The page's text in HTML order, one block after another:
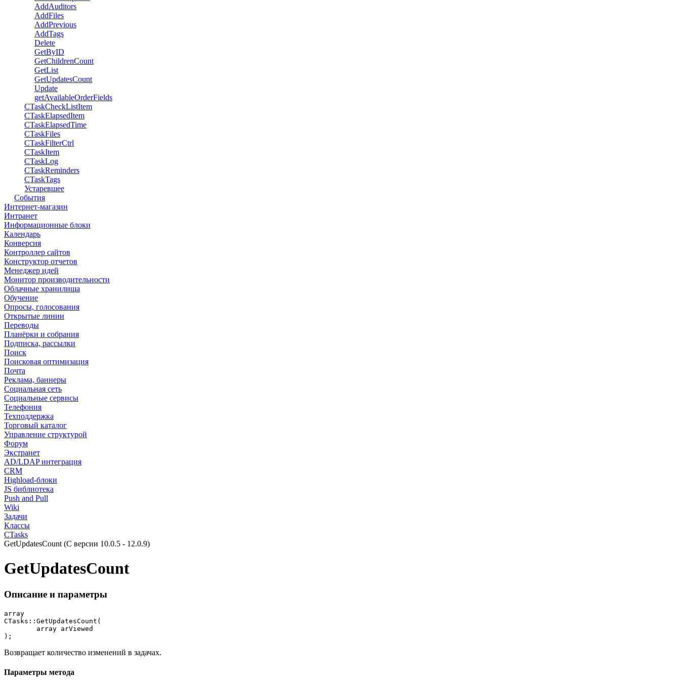
AddAuditors
AddFiles
AddPrevious
AddTags
Delete
GetByID
GetChildrenCount
GetList
GetUpdatesCount
Update
getAvailableOrderFields
CTaskCheckListItem
CTaskElapsedItem
CTaskElapsedTime
CTaskFiles
CTaskFilterCtrl
CTaskItem
CTaskLog
CTaskReminders
CTaskTags
Устаревшее
События
Интернет-магазин
Интранет
Информационные блоки
Календарь
Конверсия
Контроллер сайтов
Конструктор отчетов
Менеджер идей
Монитор производительности
Облачные хранилища
Обучение
Опросы, голосования
Открытые линии
Переводы
Планёрки и собрания
Подписка, рассылки
Поиск
Поисковая оптимизация
Почта
Реклама, баннеры
Социальная сеть
Социальные сервисы
Телефония
Техподдержка
Торговый каталог
Управление структурой
Форум
Экстранет
AD/LDAP интеграция
CRM
Highload-блоки
JS библиотека
Push and Pull
Wiki
Задачи
Классы
CTasks
GetUpdatesCount (С версии 10.0.5 - 12.0.9)
GetUpdatesCount
Описание и параметры
array
CTasks::GetUpdatesCount(
);
Возвращает количество изменений в задачах.
Параметры метода